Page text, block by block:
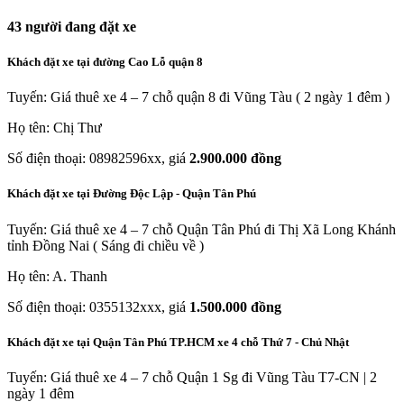
43 người đang đặt xe
Khách đặt xe tại đường Cao Lỗ quận 8
Tuyến: Giá thuê xe 4 – 7 chỗ quận 8 đi Vũng Tàu ( 2 ngày 1 đêm )
Họ tên: Chị Thư
Số điện thoại: 08982596xx, giá 2.900.000 đồng
Khách đặt xe tại Đường Độc Lập - Quận Tân Phú
Tuyến: Giá thuê xe 4 – 7 chỗ Quận Tân Phú đi Thị Xã Long Khánh
tỉnh Đồng Nai ( Sáng đi chiều về )
Họ tên: A. Thanh
Số điện thoại: 0355132xxx, giá 1.500.000 đồng
Khách đặt xe tại Quận Tân Phú TP.HCM xe 4 chỗ Thứ 7 - Chủ Nhật
Tuyến: Giá thuê xe 4 – 7 chỗ Quận 1 Sg đi Vũng Tàu T7-CN | 2
ngày 1 đêm